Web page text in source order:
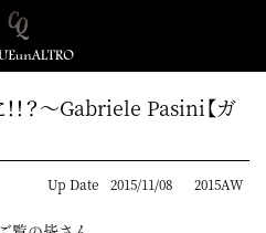
？～Gabriele Pasini【ガ
Up Date 2015/11/08 2015AW